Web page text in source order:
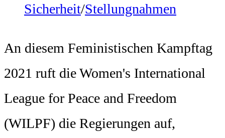
Sicherheit/Stellungnahmen
An diesem Feministischen Kampftag
2021 ruft die Women's International
League for Peace and Freedom
(WILPF) die Regierungen auf,